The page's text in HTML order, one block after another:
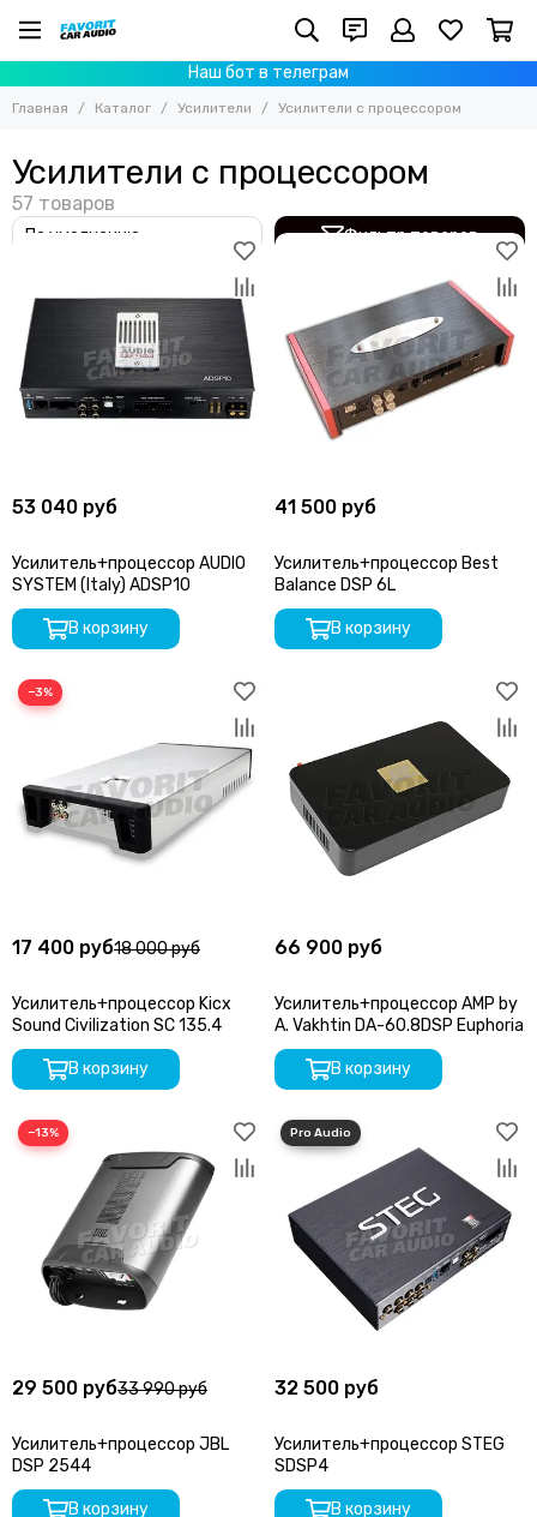
Наш бот в телеграм
Усилители
Все товары
2-канальные
4-канальные
5-6-8-канальные
Усилители с процессором
Архивные модели усилителей
Главная Каталог Усилители Усилители с процессором
Усилители с процессором
Фильтр товаров
53 040 руб
Усилитель+процессор AUDIO
SYSTEM (Italy) ADSP10
В корзину
41 500 руб
Усилитель+процессор Best
Balance DSP 6L
В корзину
−3%
17 400 руб18 000 руб
Усилитель+процессор Kicx
Sound Civilization SC 135.4
В корзину
66 900 руб
Усилитель+процессор AMP by
A. Vakhtin DA-60.8DSP Euphoria
В корзину
−13%
29 500 руб33 990 руб
Усилитель+процессор JBL
DSP 2544
В корзину
32 500 руб
Усилитель+процессор STEG
SDSP4
В корзину